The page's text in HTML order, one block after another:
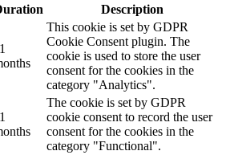
Description
This cookie is set by GDPR
Cookie Consent plugin. The
cookie is used to store the user
consent for the cookies in the
category "Analytics".
The cookie is set by GDPR
cookie consent to record the user
consent for the cookies in the
category "Functional".